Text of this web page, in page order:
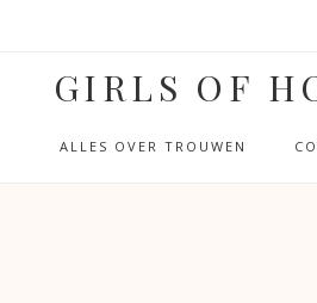
GIRLS OF
ALLES OVER TROUWEN